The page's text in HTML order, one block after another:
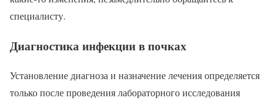
специалисту.
Диагностика инфекции в почках
Установление диагноза и назначение лечения определяется
только после проведения лабораторного исследования